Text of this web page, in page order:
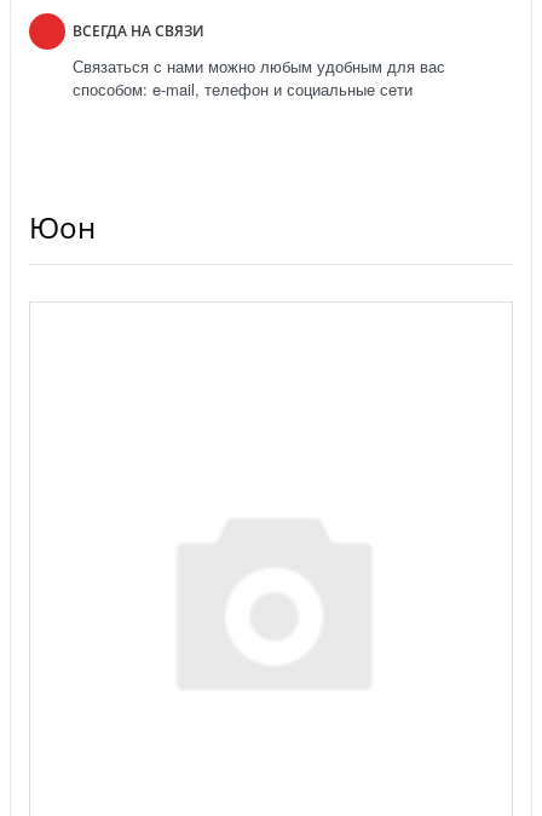
ВСЕГДА НА СВЯЗИ
Связаться с нами можно любым удобным для вас
способом: e-mail, телефон и социальные сети
Юон